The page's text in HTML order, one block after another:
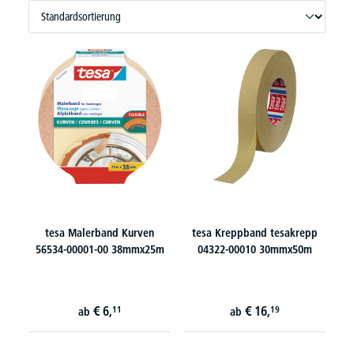
tesa Malerband Kurven
56534-00001-00 38mmx25m
ab € 6,11
tesa Kreppband tesakrepp
04322-00010 30mmx50m
ab € 16,19